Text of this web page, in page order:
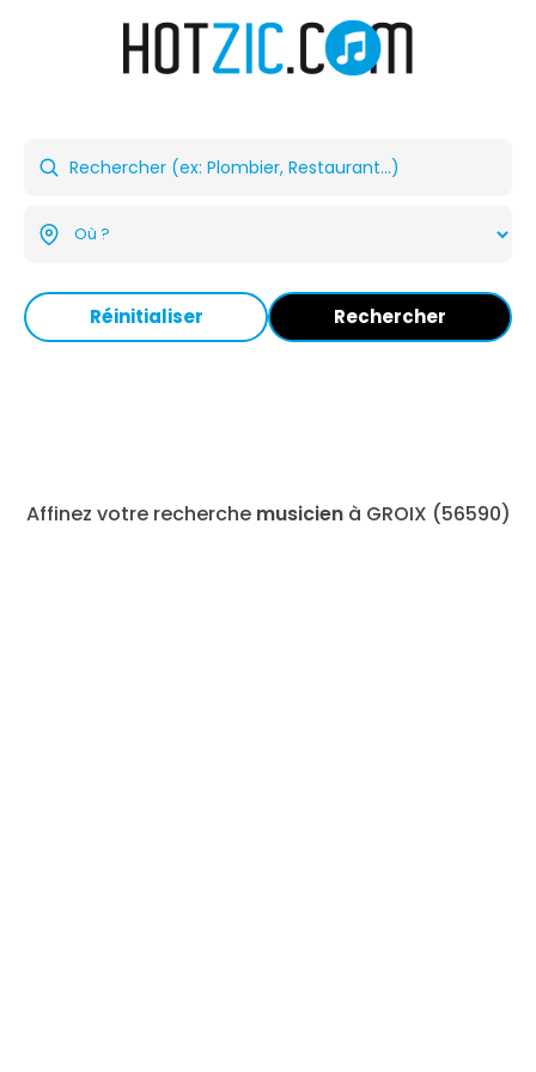
Réinitialiser Rechercher
Affinez votre recherche musicienà GROIX (56590)